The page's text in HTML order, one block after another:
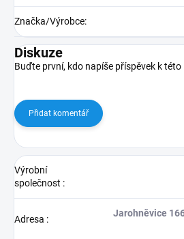
Značka/Výrobce:
Diskuze
Buďte první, kdo napíše příspěvek k této
Přidat komentář
Výrobní
společnost :
Adresa :
Jarohněvice